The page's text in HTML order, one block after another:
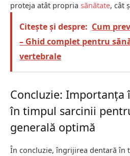
proteja atât propria sănătate, cât
Citește și despre: Cum
– Ghid complet pentru
vertebrale
Concluzie:
în timpul sarcinii
generală optimă
În concluzie, îngrijirea dentară în